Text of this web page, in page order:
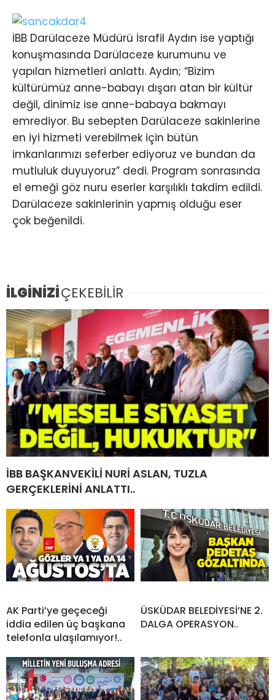
İBB Darülaceze Müdürü İsrafil Aydın ise yaptığı
konuşmasında Darülaceze kurumunu ve
yapılan hizmetleri anlattı. Aydın; “Bizim
kültürümüz anne-babayı dışarı atan bir kültür
değil, dinimiz ise anne-babaya bakmayı
emrediyor. Bu sebepten Darülaceze sakinlerine
en iyi hizmeti verebilmek için bütün
imkanlarımızı seferber ediyoruz ve bundan da
mutluluk duyuyoruz” dedi. Program sonrasında
el emeği göz nuru eserler karşılıklı takdim edildi.
Darülaceze sakinlerinin yapmış olduğu eser
çok beğenildi.
İLGİNİZİÇEKEBİLİR
İBB BAŞKANVEKİLİ NURİ ASLAN, TUZLA
GERÇEKLERİNİ ANLATTI..
AK Parti’ye geçeceği
iddia edilen üç başkana
telefonla ulaşılamıyor!..
ÜSKÜDAR BELEDİYESİ’NE 2.
DALGA OPERASYON..